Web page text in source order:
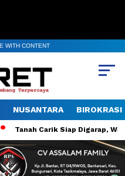
WITH CONTENT
NUSANTARA BIROKRASI
Tanah Carik Siap Digarap,